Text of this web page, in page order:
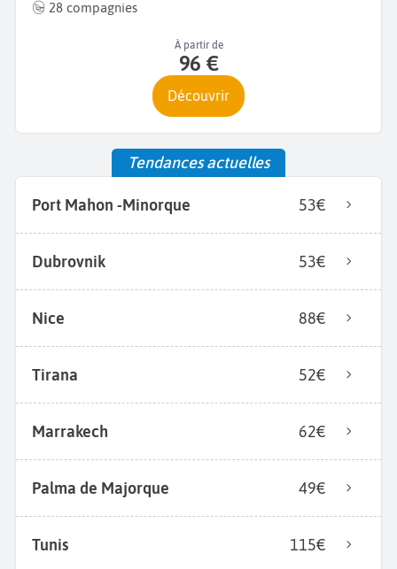
28 compagnies
À partir de
96 €
Découvrir
Tendances actuelles
Port Mahon -Minorque 53€
Dubrovnik 53€
Nice 88€
Tirana 52€
Marrakech 62€
Palma de Majorque 49€
Tunis 115€